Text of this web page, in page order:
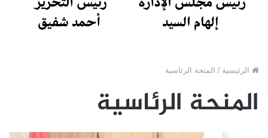
الرئيسية / المنحة الرئاسية
المنحة الرئاسية